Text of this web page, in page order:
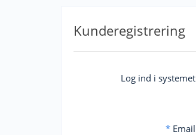
Kunderegistrering
Log ind i systemet
*Email